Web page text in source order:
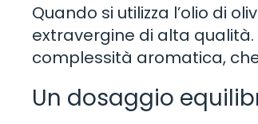
Quando si utilizza l’olio di
extravergine di alta
complessità aromatica,
Un dosaggio